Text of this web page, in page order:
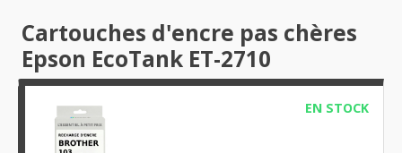
Cartouches d'encre pas chères
Epson EcoTank ET-2710
EN STOCK